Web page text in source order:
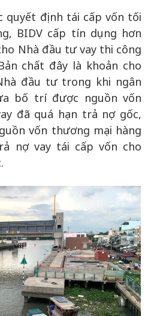
quyết định tái cấp vốn tối
BIDV cấp tín dụng hơn
Nhà đầu tư vay thi công
chất đây là khoản cho
đầu tư trong khi ngân
bố trí được nguồn vốn
đã quá hạn trả nợ gốc,
vốn thương mại hàng
nợ vay tái cấp vốn cho